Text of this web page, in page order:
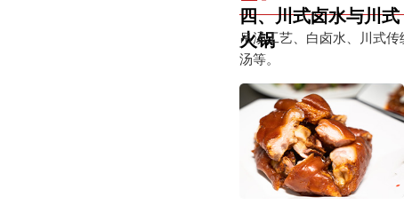
四、川式卤水与川式
火锅
吊汤工艺、白卤水、川式
汤等。